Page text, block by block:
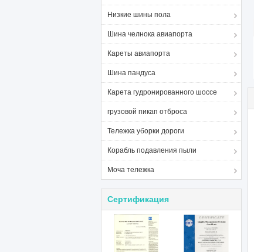
Низкие шины пола
Шина челнока авиапорта
Кареты авиапорта
Шина пандуса
Карета гудронированного шоссе
грузовой пикап отброса
Тележка уборки дороги
Корабль подавления пыли
Моча тележка
Сертификация